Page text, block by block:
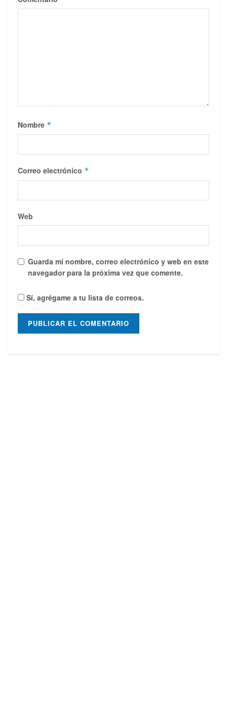
Nombre *
Correo electrónico *
Web
Guarda mi nombre, correo electrónico y web en este
navegador para la próxima vez que comente.
Sí, agrégame a tu lista de correos.